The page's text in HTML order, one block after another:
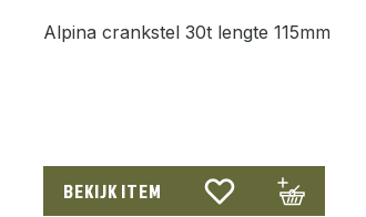
Alpina crankstel 30t lengte 115mm
BEKIJK ITEM